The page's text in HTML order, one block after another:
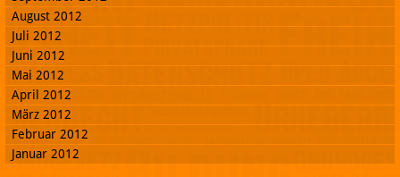
August 2012
Juli 2012
Juni 2012
Mai 2012
April 2012
März 2012
Februar 2012
Januar 2012